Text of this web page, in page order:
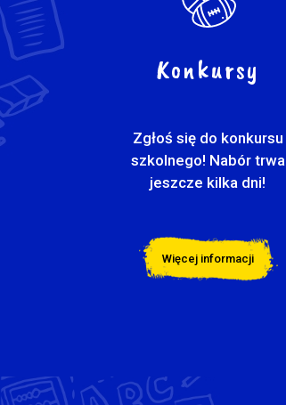
Konkursy
Zgłoś się do konkursu
szkolnego! Nabór trwa
jeszcze kilka dni!
Więcej informacji